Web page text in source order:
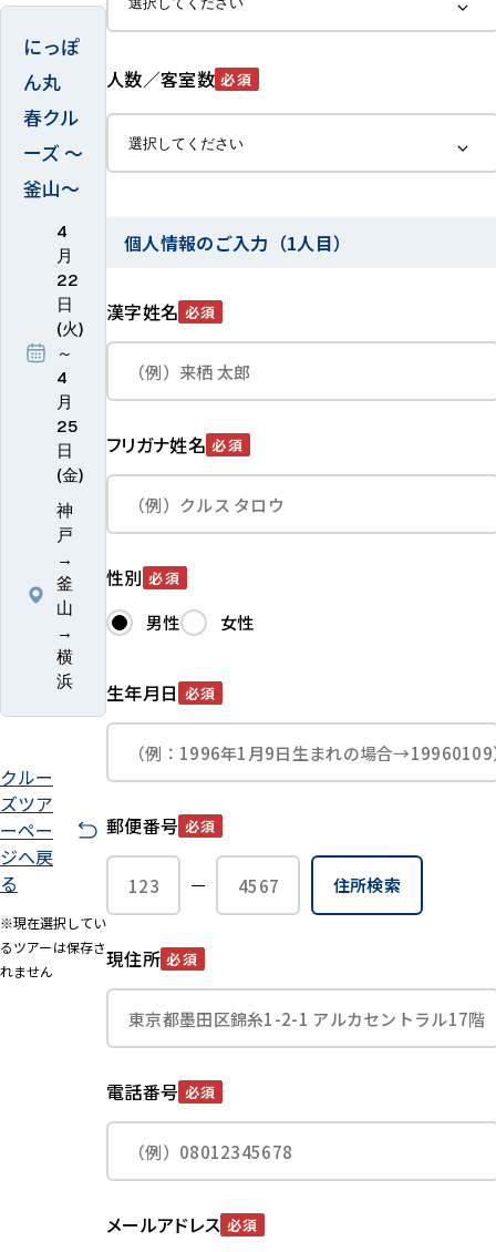
にっぽ
ん丸
春クル
ーズ ～
釜山～
4
月
22
日
(火)
～
4
月
25
日
(金)
神
戸
→
釜
山
→
横
浜
クルー
ズツア
ーペー
ジへ戻
る
※現在選択してい
るツアーは保存さ
れません
人数／客室数 必須
個人情報のご入力（1人目）
漢字姓名 必須
フリガナ姓名 必須
性別 必須
男性 女性
生年月日 必須
郵便番号 必須
住所検索
現住所 必須
電話番号 必須
メールアドレス 必須